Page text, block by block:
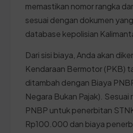
memastikan nomor rangka
sesuai dengan dokumen
database kepolisian
Dari sisi biaya, Anda akan
Kendaraan Bermotor (PKB)
ditambah dengan Biaya
Negara Bukan Pajak). Sesuai
PNBP untuk penerbitan
Rp100.000 dan biaya